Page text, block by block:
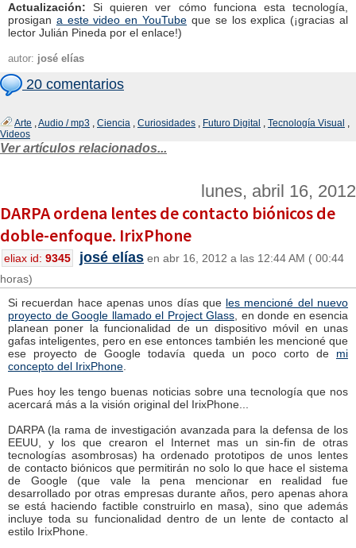
Actualización: Si quieren ver cómo funciona esta tecnología,
prosigan a este video en YouTube que se los explica (¡gracias al
lector Julián Pineda por el enlace!)
autor: josé elías
20 comentarios
Arte ,Audio / mp3 , Ciencia , Curiosidades , Futuro Digital , Tecnología Visual ,
Videos
Ver artículos relacionados...
lunes, abril 16, 2012
DARPA ordena lentes de contacto biónicos de
doble-enfoque. IrixPhone
eliax id: 9345 josé elías en abr 16, 2012 a las 12:44 AM ( 00:44
horas)
Si recuerdan hace apenas unos días que les mencioné del nuevo
proyecto de Google llamado el Project Glass , en donde en esencia
planean poner la funcionalidad de un dispositivo móvil en unas
gafas inteligentes, pero en ese entonces también les mencioné que
ese proyecto de Google todavía queda un poco corto de mi
concepto del IrixPhone
Pues hoy les tengo buenas noticias sobre una tecnología que nos
acercará más a la visión original del IrixPhone...
DARPA (la rama de investigación avanzada para la defensa de los
EEUU, y los que crearon el Internet mas un sin-fin de otras
tecnologías asombrosas) ha ordenado prototipos de unos lentes
de contacto biónicos que permitirán no solo lo que hace el sistema
de Google (que vale la pena mencionar en realidad fue
desarrollado por otras empresas durante años, pero apenas ahora
se está haciendo factible construirlo en masa), sino que además
incluye toda su funcionalidad dentro de un lente de contacto al
estilo IrixPhone.